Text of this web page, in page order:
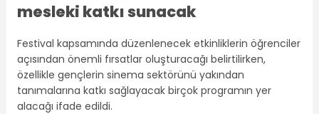
mesleki katkı sunacak
Festival kapsamında düzenlenecek etkinliklerin öğrenciler
açısından önemli fırsatlar oluşturacağı belirtilirken,
özellikle gençlerin sinema sektörünü yakından
tanımalarına katkı sağlayacak birçok programın yer
alacağı ifade edildi.